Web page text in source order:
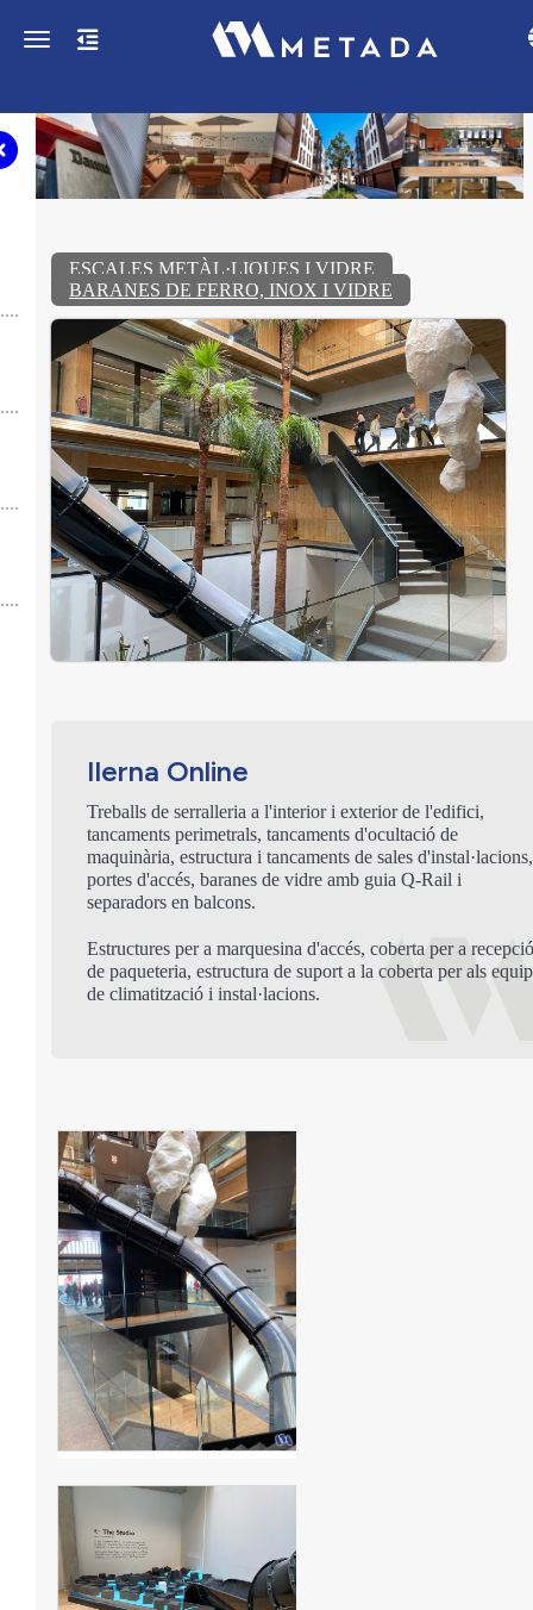
Toggle navigation
ESCALES METÀL·LIQUES I VIDRE
BARANES DE FERRO, INOX I VIDRE
Ilerna Online
Treballs de serralleria a l'interior i exterior de l'edifici,
tancaments perimetrals, tancaments d'ocultació de
maquinària, estructura i tancaments de sales d'instal·lacions,
portes d'accés, baranes de vidre amb guia Q-Rail i
separadors en balcons.
Estructures per a marquesina d'accés, coberta per a
de paqueteria, estructura de suport a la coberta per als
de climatització i instal·lacions.